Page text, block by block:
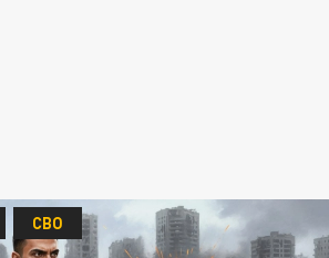
СВО